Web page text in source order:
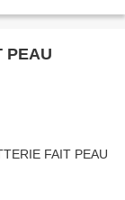
PEAU